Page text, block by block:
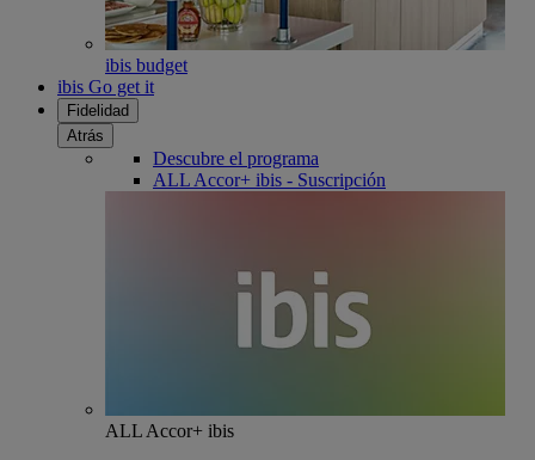
ibis budget
ibis Go get it
Fidelidad
Atrás
Descubre el programa
ALL Accor+ ibis - Suscripción
ALL Accor+ ibis